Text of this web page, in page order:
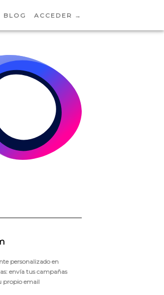
BLOG ACCEDER →
personalizado en
envía tus campañas
propio email